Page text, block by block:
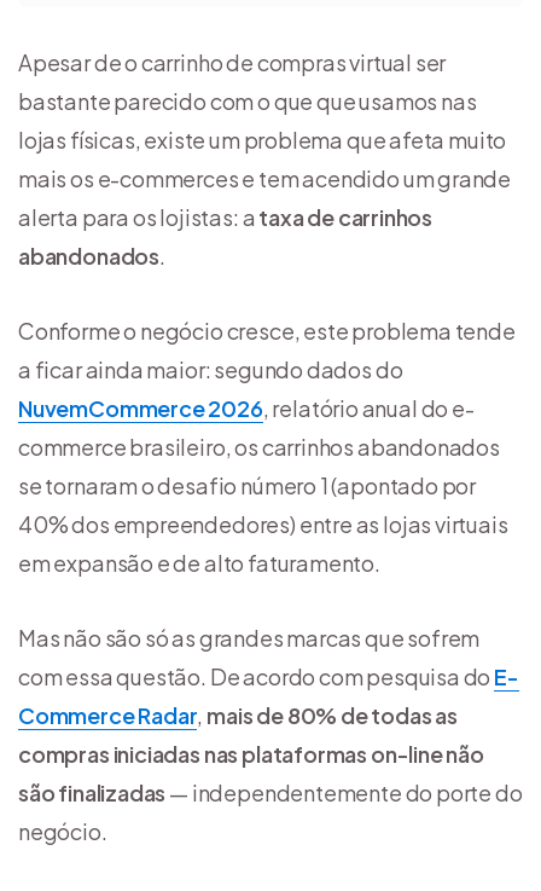
Apesar de o carrinho de compras virtual ser
bastante parecido com o que que usamos nas
lojas físicas, existe um problema que afeta muito
mais os e-commerces e tem acendido um grande
alerta para os lojistas: a taxa de carrinhos
abandonados.
Conforme o negócio cresce, este problema tende
a ficar ainda maior: segundo dados do
NuvemCommerce 2026, relatório anual do e-
commerce brasileiro, os carrinhos abandonados
se tornaram o desafio número 1 (apontado por
40% dos empreendedores) entre as lojas virtuais
em expansão e de alto faturamento.
Mas não são só as grandes marcas que sofrem
com essa questão. De acordo com pesquisa do E-
Commerce Radar, mais de 80% de todas as
compras iniciadas nas plataformas on-line não
são finalizadas — independentemente do porte do
negócio.